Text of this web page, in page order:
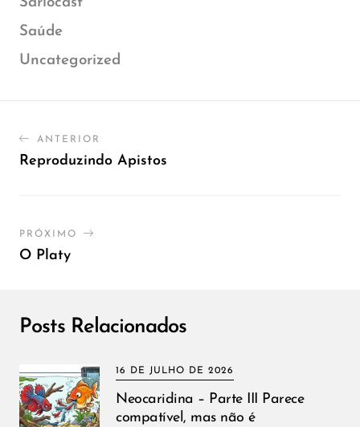
Saúde
Uncategorized
ANTERIOR
Reproduzindo Apistos
PRÓXIMO
O Platy
Posts Relacionados
16 DE JULHO DE 2026
Neocaridina – Parte III Parece
compatível, mas não é